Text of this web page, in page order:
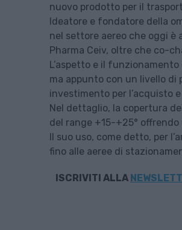
nuovo prodotto per il
Ideatore e fondatore della
nel settore aereo che oggi è
Pharma Ceiv, oltre che co-
L’aspetto e il
ma appunto con un livello di
investimento per l’acquisto
Nel dettaglio, la copertura
del range +15-+25°
Il suo uso, come detto, per
fino alle aeree di
ISCRIVITI ALLA